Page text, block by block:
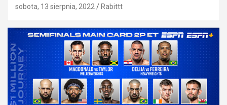
sobota, 13 sierpnia, 2022 Rabittt